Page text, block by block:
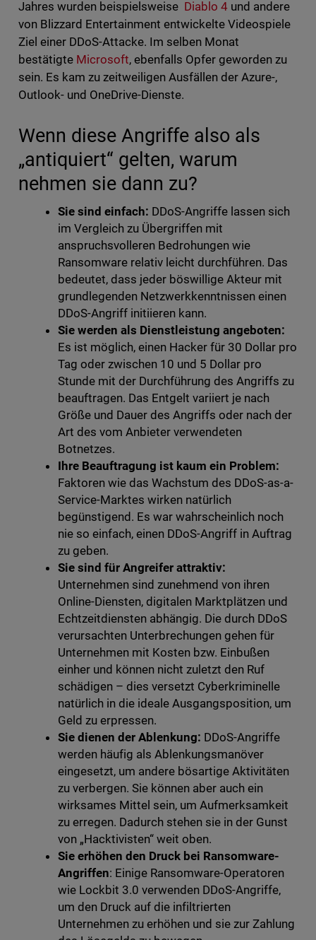
Jahres wurden beispielsweise Diablo 4 und andere
von Blizzard Entertainment entwickelte Videospiele
Ziel einer DDoS-Attacke. Im selben Monat
bestätigte Microsoft, ebenfalls Opfer geworden zu
sein. Es kam zu zeitweiligen Ausfällen der Azure-,
Outlook- und OneDrive-Dienste.
Wenn diese Angriffe also als
„antiquiert“ gelten, warum
nehmen sie dann zu?
Sie sind einfach: DDoS-Angriffe lassen sich
im Vergleich zu Übergriffen mit
anspruchsvolleren Bedrohungen wie
Ransomware relativ leicht durchführen. Das
bedeutet, dass jeder böswillige Akteur mit
grundlegenden Netzwerkkenntnissen einen
DDoS-Angriff initiieren kann.
Sie werden als Dienstleistung angeboten:
Es ist möglich, einen Hacker für 30 Dollar pro
Tag oder zwischen 10 und 5 Dollar pro
Stunde mit der Durchführung des Angriffs zu
beauftragen. Das Entgelt variiert je nach
Größe und Dauer des Angriffs oder nach der
Art des vom Anbieter verwendeten
Botnetzes.
Ihre Beauftragung ist kaum ein Problem:
Faktoren wie das Wachstum des DDoS-as-a-
Service-Marktes wirken natürlich
begünstigend. Es war wahrscheinlich noch
nie so einfach, einen DDoS-Angriff in Auftrag
zu geben.
Sie sind für Angreifer attraktiv:
Unternehmen sind zunehmend von ihren
Online-Diensten, digitalen Marktplätzen und
Echtzeitdiensten abhängig. Die durch DDoS
verursachten Unterbrechungen gehen für
Unternehmen mit Kosten bzw. Einbußen
einher und können nicht zuletzt den Ruf
schädigen – dies versetzt Cyberkriminelle
natürlich in die ideale Ausgangsposition, um
Geld zu erpressen.
Sie dienen der Ablenkung: DDoS-Angriffe
werden häufig als Ablenkungsmanöver
eingesetzt, um andere bösartige Aktivitäten
zu verbergen. Sie können aber auch ein
wirksames Mittel sein, um Aufmerksamkeit
zu erregen. Dadurch stehen sie in der Gunst
von „Hacktivisten“ weit oben.
Sie erhöhen den Druck bei Ransomware-
Angriffen: Einige Ransomware-Operatoren
wie Lockbit 3.0 verwenden DDoS-Angriffe,
um den Druck auf die infiltrierten
Unternehmen zu erhöhen und sie zur Zahlung